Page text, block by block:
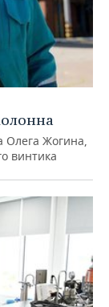
Олега Жогина,
винтика